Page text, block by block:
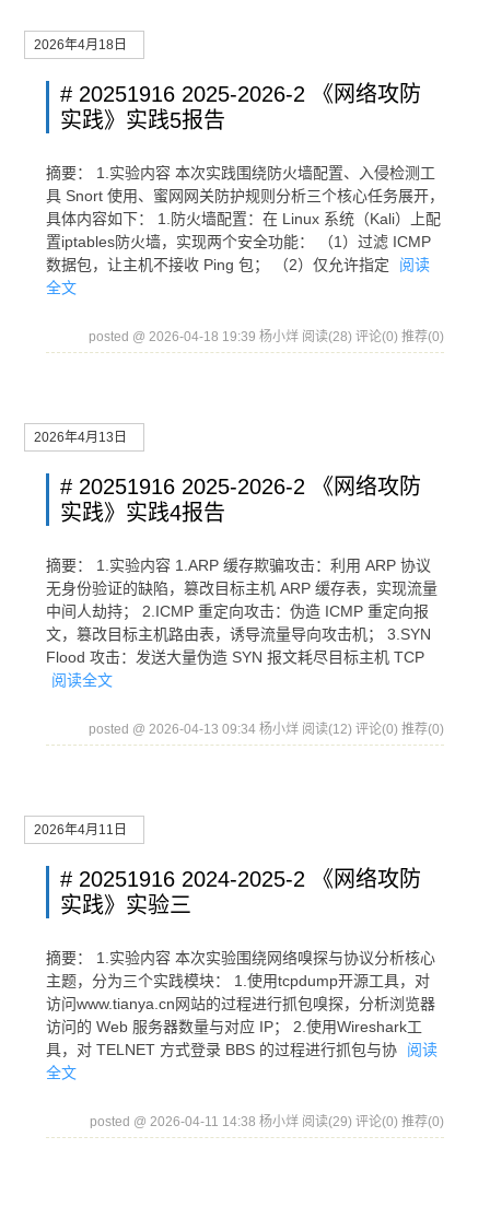
2026年4月18日
# 20251916 2025-2026-2 《网络攻防
实践》实践5报告
摘要： 1.实验内容 本次实践围绕防火墙配置、入侵检测工
具 Snort 使用、蜜网网关防护规则分析三个核心任务展开，
具体内容如下： 1.防火墙配置：在 Linux 系统（Kali）上配
置iptables防火墙，实现两个安全功能： （1）过滤 ICMP
数据包，让主机不接收 Ping 包； （2）仅允许指定
阅读
全文
posted @ 2026-04-18 19:39 杨小烊 阅读(28) 评论(0) 推荐(0)
2026年4月13日
# 20251916 2025-2026-2 《网络攻防
实践》实践4报告
摘要： 1.实验内容 1.ARP 缓存欺骗攻击：利用 ARP 协议
无身份验证的缺陷，篡改目标主机 ARP 缓存表，实现流量
中间人劫持； 2.ICMP 重定向攻击：伪造 ICMP 重定向报
文，篡改目标主机路由表，诱导流量导向攻击机； 3.SYN
Flood 攻击：发送大量伪造 SYN 报文耗尽目标主机 TCP
阅读全文
posted @ 2026-04-13 09:34 杨小烊 阅读(12) 评论(0) 推荐(0)
2026年4月11日
# 20251916 2024-2025-2 《网络攻防
实践》实验三
摘要： 1.实验内容 本次实验围绕网络嗅探与协议分析核心
主题，分为三个实践模块： 1.使用tcpdump开源工具，对
访问www.tianya.cn网站的过程进行抓包嗅探，分析浏览器
访问的 Web 服务器数量与对应 IP； 2.使用Wireshark工
具，对 TELNET 方式登录 BBS 的过程进行抓包与协
阅读
全文
posted @ 2026-04-11 14:38 杨小烊 阅读(29) 评论(0) 推荐(0)